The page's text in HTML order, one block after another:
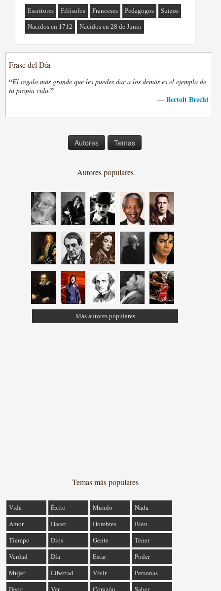
Escritores Filósofos Franceses Pedagogos Suizos
Nacidos en 1712 Nacidos en 28 de Junio
Frase del Día
“El regalo más grande que les puedes dar a los demás es el ejemplo de
tu propia vida.”
— Bertolt Brecht
Autores Temas
Autores populares
Más autores populares
Temas más populares
Vida Éxito Mundo
Nada
Amor
Hacer Hombres
Bien
Tiempo
Dios Gente
Tener
Verdad
Día Estar
Poder
Mujer
Libertad Vivir
Personas
Decir
Ver Corazón Saber